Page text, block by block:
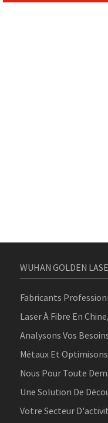
WUHAN GOLDEN
Fabricants
Laser À Fibre En
Analysons Vos
Métaux Et
Nous Pour Toute
Une Solution De
Votre Secteur